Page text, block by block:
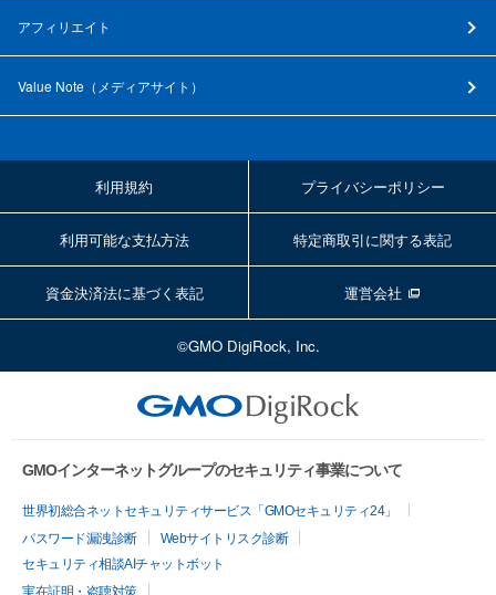
アフィリエイト
Value Note（ メディアサイト ）
利用規約 プライバシーポリシー
利用可能な支払方法 特定商取引に関する表記
資金決済法に基づく表記 運営会社
©GMO DigiRock, Inc.
GMOインターネットグループのセキュリティ事業について
世界初総合ネットセキュリティサービス「GMOセキュリティ24」
パスワード漏洩診断
Webサイトリスク診断
セキュリティ相談AIチャットボット
実在証明・盗聴対策